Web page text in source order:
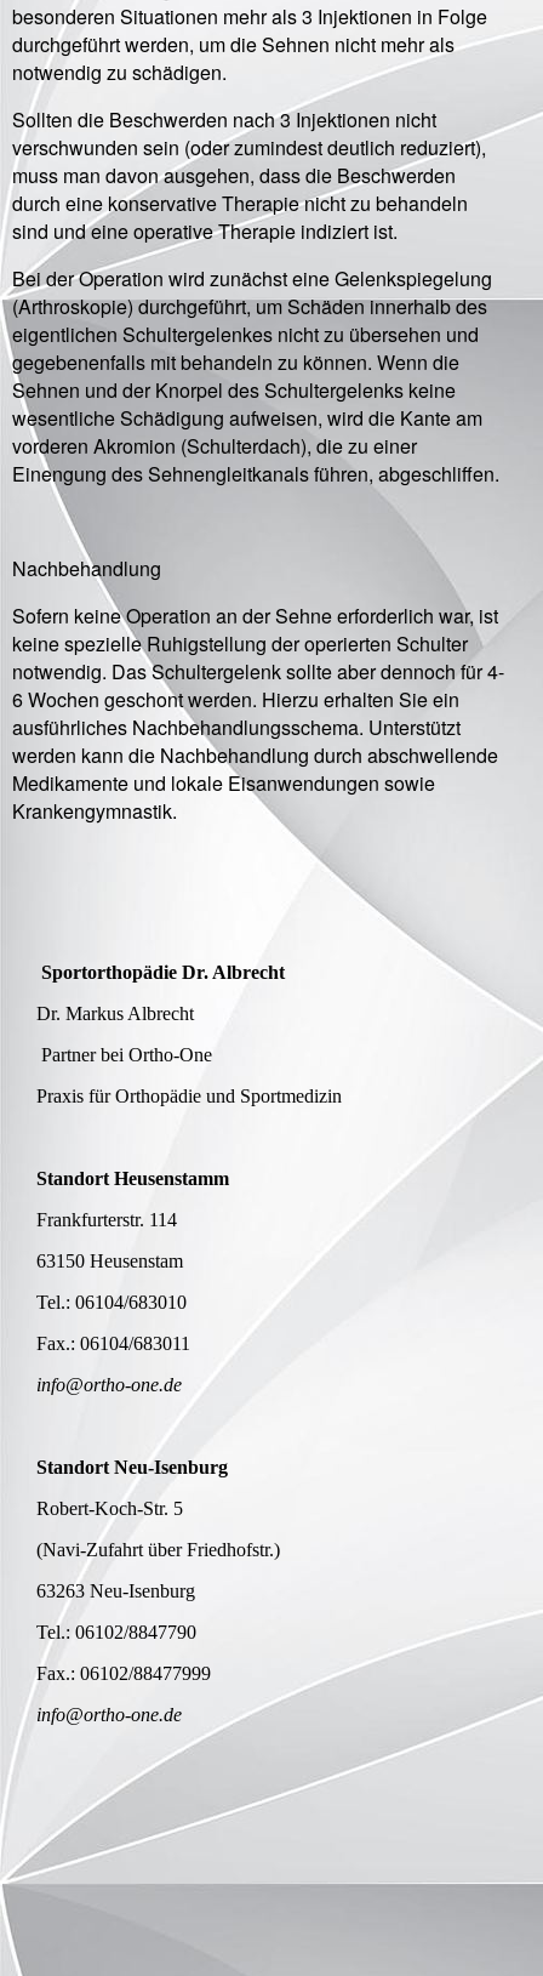
besonderen Situationen mehr als 3 Injektionen in Folge
durchgeführt werden, um die Sehnen nicht mehr als
notwendig zu schädigen.
Sollten die Beschwerden nach 3 Injektionen nicht
verschwunden sein (oder zumindest deutlich reduziert),
muss man davon ausgehen, dass die Beschwerden
durch eine konservative Therapie nicht zu behandeln
sind und eine operative Therapie indiziert ist.
Bei der Operation wird zunächst eine Gelenkspiegelung
(Arthroskopie) durchgeführt, um Schäden innerhalb des
eigentlichen Schultergelenkes nicht zu übersehen und
gegebenenfalls mit behandeln zu können. Wenn die
Sehnen und der Knorpel des Schultergelenks keine
wesentliche Schädigung aufweisen, wird die Kante am
vorderen Akromion (Schulterdach), die zu einer
Einengung des Sehnengleitkanals führen, abgeschliffen.
Nachbehandlung
Sofern keine Operation an der Sehne erforderlich war, ist
keine spezielle Ruhigstellung der operierten Schulter
notwendig. Das Schultergelenk sollte aber dennoch für 4-
6 Wochen geschont werden. Hierzu erhalten Sie ein
ausführliches Nachbehandlungsschema. Unterstützt
werden kann die Nachbehandlung durch abschwellende
Medikamente und lokale Eisanwendungen sowie
Krankengymnastik.
Sportorthopädie Dr. Albrecht
Dr. Markus Albrecht
Partner bei Ortho-One
Praxis für Orthopädie und Sportmedizin
Standort Heusenstamm
Frankfurterstr. 114
63150 Heusenstam
Tel.: 06104/683010
Fax.: 06104/683011
info@ortho-one.de
Standort Neu-Isenburg
Robert-Koch-Str. 5
(Navi-Zufahrt über Friedhofstr.)
63263 Neu-Isenburg
Tel.: 06102/8847790
Fax.: 06102/88477999
info@ortho-one.de